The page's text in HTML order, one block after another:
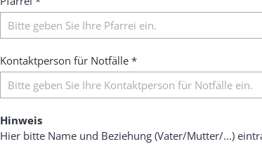
Kontaktperson für Notfälle *
Hinweis
Hier bitte Name und Beziehung (Vater/Mutter/...)